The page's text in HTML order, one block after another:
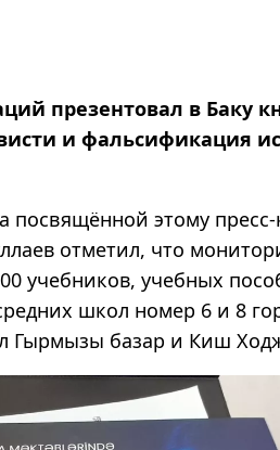
презентовал в Баку
и фальсификация
посвящённой этому
отметил, что
учебников, учебных
школ номер 6 и 8
Гырмызы базар и Киш